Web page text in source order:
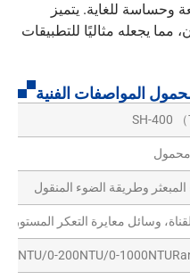
وحساسة للغاية. يتميز
مما يجعله مثاليًا للتطبيقات
المواصفات الفنية
وطريقة الضوء المنقول
وسائل معايرة التعكر المستورد الاختياري،
20NTU/0-200NTU/0-